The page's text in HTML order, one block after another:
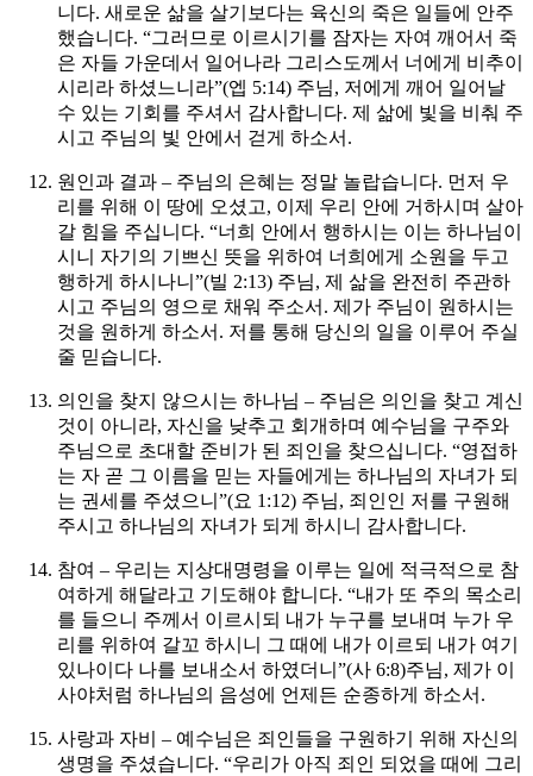
니다. 새로운 삶을 살기보다는 육신의 죽은 일들에 안주
했습니다. “그러므로 이르시기를 잠자는 자여 깨어서 죽
은 자들 가운데서 일어나라 그리스도께서 너에게 비추이
시리라 하셨느니라”(엡 5:14) 주님, 저에게 깨어 일어날
수 있는 기회를 주셔서 감사합니다. 제 삶에 빛을 비춰 주
시고 주님의 빛 안에서 걷게 하소서.
원인과 결과 – 주님의 은혜는 정말 놀랍습니다. 먼저 우
리를 위해 이 땅에 오셨고, 이제 우리 안에 거하시며 살아
갈 힘을 주십니다. “너희 안에서 행하시는 이는 하나님이
시니 자기의 기쁘신 뜻을 위하여 너희에게 소원을 두고
행하게 하시나니”(빌 2:13) 주님, 제 삶을 완전히 주관하
시고 주님의 영으로 채워 주소서. 제가 주님이 원하시는
것을 원하게 하소서. 저를 통해 당신의 일을 이루어 주실
줄 믿습니다.
의인을 찾지 않으시는 하나님 – 주님은 의인을 찾고 계신
것이 아니라, 자신을 낮추고 회개하며 예수님을 구주와
주님으로 초대할 준비가 된 죄인을 찾으십니다. “영접하
는 자 곧 그 이름을 믿는 자들에게는 하나님의 자녀가 되
는 권세를 주셨으니”(요 1:12) 주님, 죄인인 저를 구원해
주시고 하나님의 자녀가 되게 하시니 감사합니다.
참여 – 우리는 지상대명령을 이루는 일에 적극적으로 참
여하게 해달라고 기도해야 합니다. “내가 또 주의 목소리
를 들으니 주께서 이르시되 내가 누구를 보내며 누가 우
리를 위하여 갈꼬 하시니 그 때에 내가 이르되 내가 여기
있나이다 나를 보내소서 하였더니”(사 6:8)주님, 제가 이
사야처럼 하나님의 음성에 언제든 순종하게 하소서.
사랑과 자비 – 예수님은 죄인들을 구원하기 위해 자신의
생명을 주셨습니다. “우리가 아직 죄인 되었을 때에 그리